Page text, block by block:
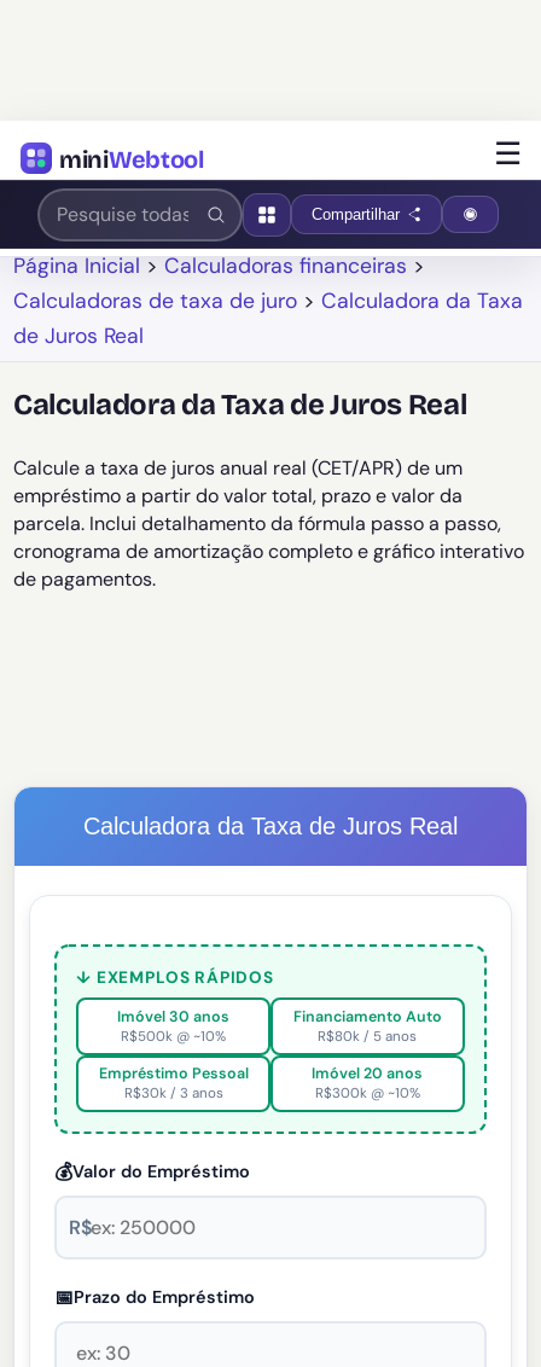
miniWebtool ☰
Compartilhar
Página Inicial >Calculadoras financeiras >
Calculadoras de taxa de juro >Calculadora da Taxa
de Juros Real
Calculadora da Taxa de Juros Real
Calcule a taxa de juros anual real (CET/APR) de um
empréstimo a partir do valor total, prazo e valor da
parcela. Inclui detalhamento da fórmula passo a passo,
cronograma de amortização completo e gráfico interativo
de pagamentos.
Calculadora da Taxa de Juros Real
↓ EXEMPLOS RÁPIDOS
Imóvel 30 anos
R$500k @ ~10%
Financiamento Auto
R$80k / 5 anos
Empréstimo Pessoal
R$30k / 3 anos
Imóvel 20 anos
R$300k @ ~10%
💰Valor do Empréstimo
R$
📅Prazo do Empréstimo